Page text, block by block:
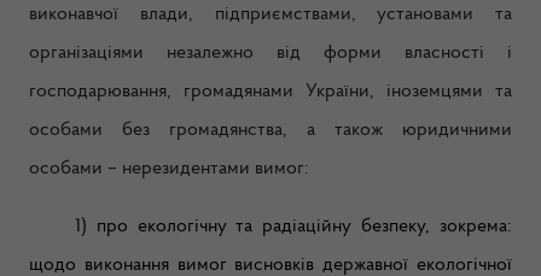
виконавчої влади, підприємствами, установами та
організаціями незалежно від форми власності і
господарювання, громадянами України, іноземцями та
особами без громадянства, а також юридичними
особами – нерезидентами вимог:
1) про екологічну та радіаційну безпеку, зокрема:
щодо виконання вимог висновків державної екологічної